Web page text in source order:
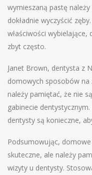
wymieszaną pastę
dokładnie wyczyścić
właściwości
zbyt często.
Janet Brown, dentysta z
domowych sposobów na
należy pamiętać, że nie
gabinecie
dentysty są konieczne,
Podsumowując,
skuteczne, ale należy
wizyty u dentysty.